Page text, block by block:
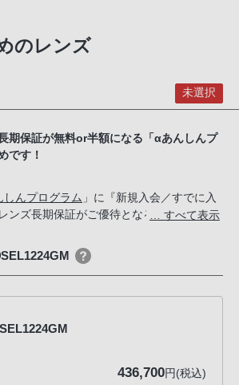
のレンズ
未選択
期保証が無料or半額になる「αあんしんプ
です！
しんプログラム 」に『新規入会／すでに入
ンズ長期保証がご優待となる【αあんしん
… すべて表示
SEL1224GM
436,700円(税込)